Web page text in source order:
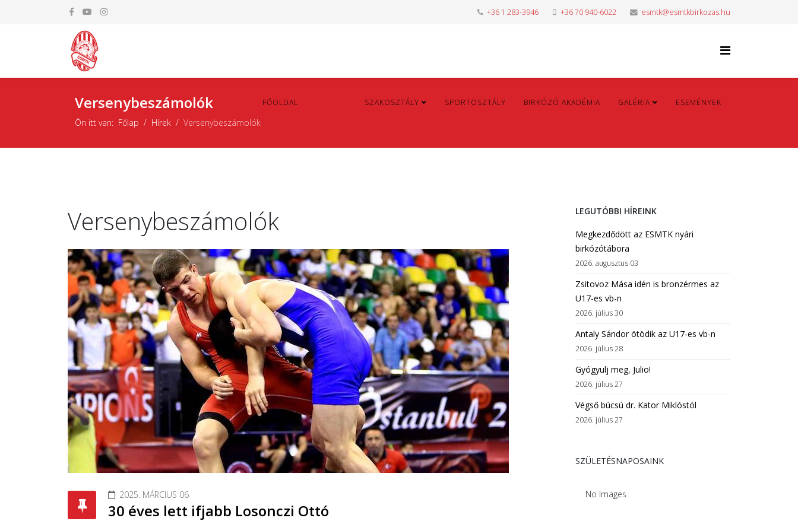
+36 1 283-3946 +36 70 940-6022 esmtk@esmtkbirkozas.hu
FŐOLDAL SZAKOSZTÁLY SPORTOSZTÁLY BIRKÓZÓ AKADÉMIA GALÉRIA ESEMÉNYEK
Versenybeszámolók
Ön itt van: Főlap Hírek Versenybeszámolók
Versenybeszámolók
2025. MÁRCIUS 06
30 éves lett ifjabb Losonczi Ottó
LEGUTÓBBI HÍREINK
Megkezdődött az ESMTK nyári
birkózótábora
2026. augusztus 03
Zsitovoz Mása idén is bronzérmes az
U17-es vb-n
2026. július 30
Antaly Sándor ötödik az U17-es vb-n
2026. július 28
Gyógyulj meg, Julio!
2026. július 27
Végső búcsú dr. Kator Miklóstól
2026. július 27
SZÜLETÉSNAPOSAINK
No Images